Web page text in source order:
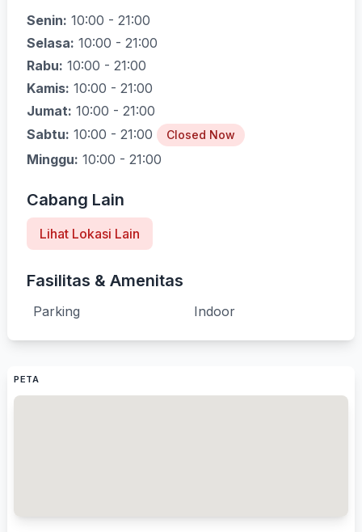
Senin: 10:00 - 21:00
Selasa: 10:00 - 21:00
Rabu: 10:00 - 21:00
Kamis: 10:00 - 21:00
Jumat: 10:00 - 21:00
Sabtu: 10:00 - 21:00 Closed Now
Minggu: 10:00 - 21:00
Cabang Lain
Lihat Lokasi Lain
Fasilitas & Amenitas
Parking Indoor
PETA